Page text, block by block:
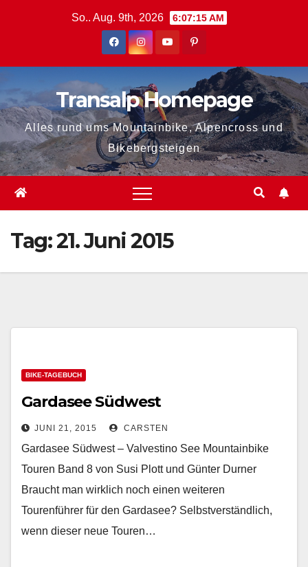
So.. Aug. 9th, 2026 6:07:15 AM
Transalp Homepage
Alles rund ums Mountainbike, Alpencross und
Bikebergsteigen
Tag:21. Juni 2015
BIKE-TAGEBUCH
Gardasee Südwest
JUNI 21, 2015 CARSTEN
Gardasee Südwest – Valvestino See Mountainbike
Touren Band 8 von Susi Plott und Günter Durner
Braucht man wirklich noch einen weiteren
Tourenführer für den Gardasee? Selbstverständlich,
wenn dieser neue Touren…